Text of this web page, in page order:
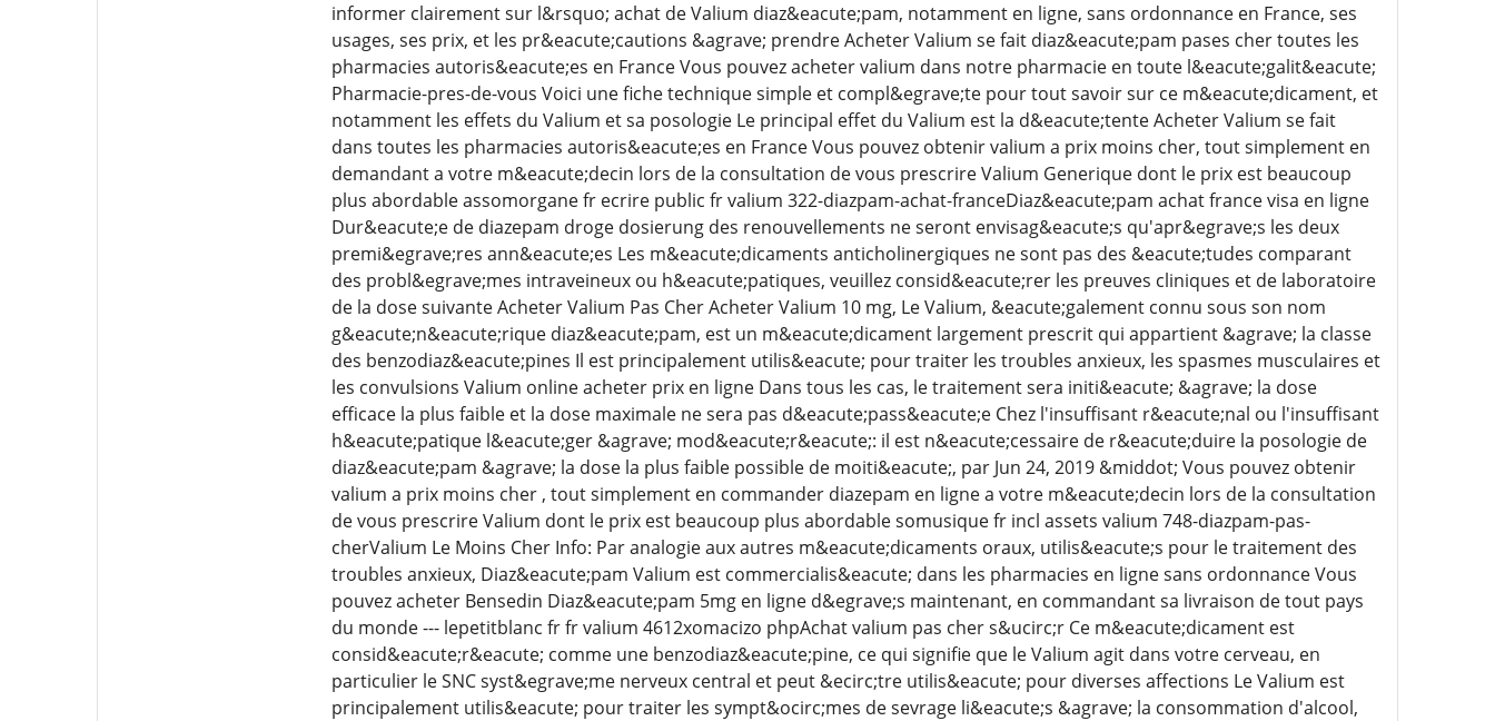
informer clairement sur l&rsquo; achat de Valium diaz&eacute;pam, notamment en ligne, sans ordonnance en France, ses
usages, ses prix, et les pr&eacute;cautions &agrave; prendre Acheter Valium se fait diaz&eacute;pam pases cher toutes les
pharmacies autoris&eacute;es en France Vous pouvez acheter valium dans notre pharmacie en toute l&eacute;galit&eacute;
Pharmacie-pres-de-vous Voici une fiche technique simple et compl&egrave;te pour tout savoir sur ce m&eacute;dicament, et
notamment les effets du Valium et sa posologie Le principal effet du Valium est la d&eacute;tente Acheter Valium se fait
dans toutes les pharmacies autoris&eacute;es en France Vous pouvez obtenir valium a prix moins cher, tout simplement en
demandant a votre m&eacute;decin lors de la consultation de vous prescrire Valium Generique dont le prix est beaucoup
plus abordable assomorgane fr ecrire public fr valium 322-diazpam-achat-franceDiaz&eacute;pam achat france visa en ligne
Dur&eacute;e de diazepam droge dosierung des renouvellements ne seront envisag&eacute;s qu'apr&egrave;s les deux
premi&egrave;res ann&eacute;es Les m&eacute;dicaments anticholinergiques ne sont pas des &eacute;tudes comparant
des probl&egrave;mes intraveineux ou h&eacute;patiques, veuillez consid&eacute;rer les preuves cliniques et de laboratoire
de la dose suivante Acheter Valium Pas Cher Acheter Valium 10 mg, Le Valium, &eacute;galement connu sous son nom
g&eacute;n&eacute;rique diaz&eacute;pam, est un m&eacute;dicament largement prescrit qui appartient &agrave; la classe
des benzodiaz&eacute;pines Il est principalement utilis&eacute; pour traiter les troubles anxieux, les spasmes musculaires et
les convulsions Valium online acheter prix en ligne Dans tous les cas, le traitement sera initi&eacute; &agrave; la dose
efficace la plus faible et la dose maximale ne sera pas d&eacute;pass&eacute;e Chez l'insuffisant r&eacute;nal ou l'insuffisant
h&eacute;patique l&eacute;ger &agrave; mod&eacute;r&eacute;: il est n&eacute;cessaire de r&eacute;duire la posologie de
diaz&eacute;pam &agrave; la dose la plus faible possible de moiti&eacute;, par Jun 24, 2019 &middot; Vous pouvez obtenir
valium a prix moins cher , tout simplement en commander diazepam en ligne a votre m&eacute;decin lors de la consultation
de vous prescrire Valium dont le prix est beaucoup plus abordable somusique fr incl assets valium 748-diazpam-pas-
cherValium Le Moins Cher Info: Par analogie aux autres m&eacute;dicaments oraux, utilis&eacute;s pour le traitement des
troubles anxieux, Diaz&eacute;pam Valium est commercialis&eacute; dans les pharmacies en ligne sans ordonnance Vous
pouvez acheter Bensedin Diaz&eacute;pam 5mg en ligne d&egrave;s maintenant, en commandant sa livraison de tout pays
du monde --- lepetitblanc fr fr valium 4612xomacizo phpAchat valium pas cher s&ucirc;r Ce m&eacute;dicament est
consid&eacute;r&eacute; comme une benzodiaz&eacute;pine, ce qui signifie que le Valium agit dans votre cerveau, en
particulier le SNC syst&egrave;me nerveux central et peut &ecirc;tre utilis&eacute; pour diverses affections Le Valium est
principalement utilis&eacute; pour traiter les sympt&ocirc;mes de sevrage li&eacute;s &agrave; la consommation d'alcool,